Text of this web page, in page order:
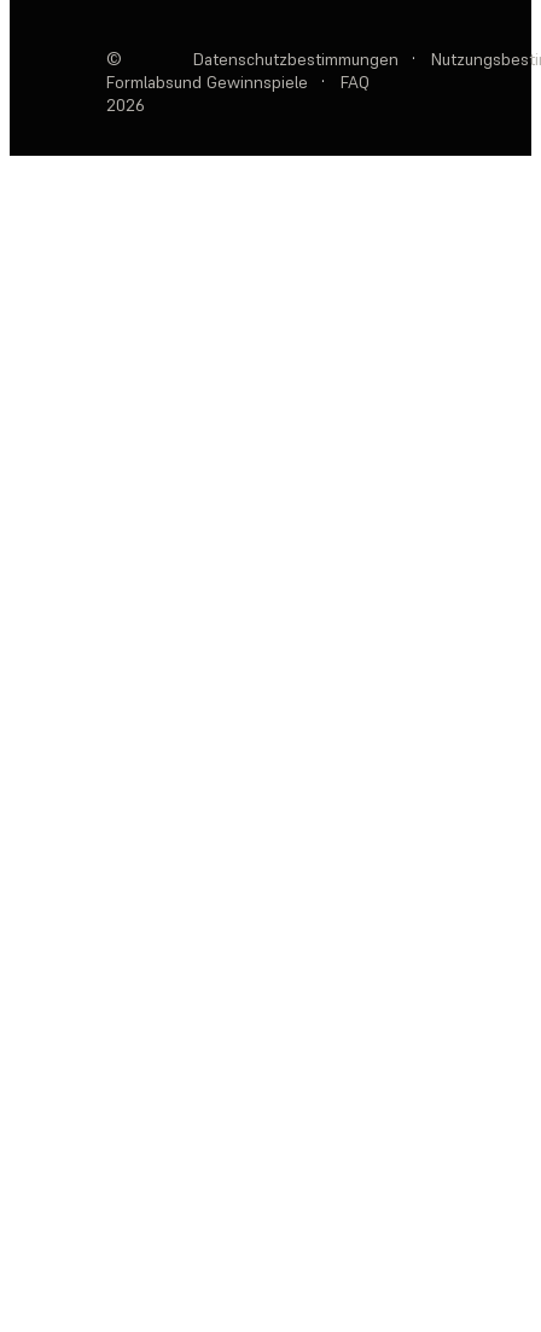
©
Formlabs
2026
Datenschutzbestimmungen ·
und Gewinnspiele
· FAQ